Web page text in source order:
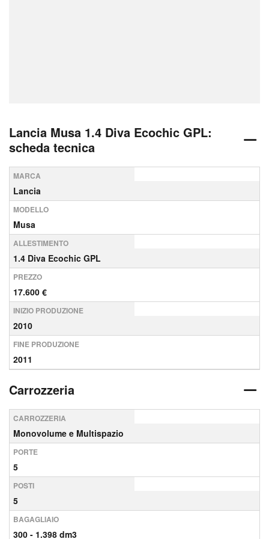
Lancia Musa 1.4 Diva Ecochic GPL:
scheda tecnica
MARCA
Lancia
MODELLO
Musa
ALLESTIMENTO
1.4 Diva Ecochic GPL
PREZZO
17.600 €
INIZIO PRODUZIONE
2010
FINE PRODUZIONE
2011
Carrozzeria
CARROZZERIA
Monovolume e Multispazio
PORTE
5
POSTI
5
BAGAGLIAIO
300 - 1.398 dm3